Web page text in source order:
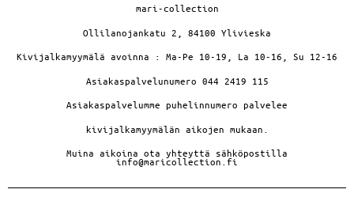
mari-collection
Ollilanojankatu 2, 84100 Ylivieska
Kivijalkamyymälä avoinna : Ma-Pe 10-19, La 10-16, Su 12-16
Asiakaspalvelunumero 044 2419 115
Asiakaspalvelumme puhelinnumero palvelee
kivijalkamyymälän aikojen mukaan.
Muina aikoina ota yhteyttä sähköpostilla
info@maricollection.fi